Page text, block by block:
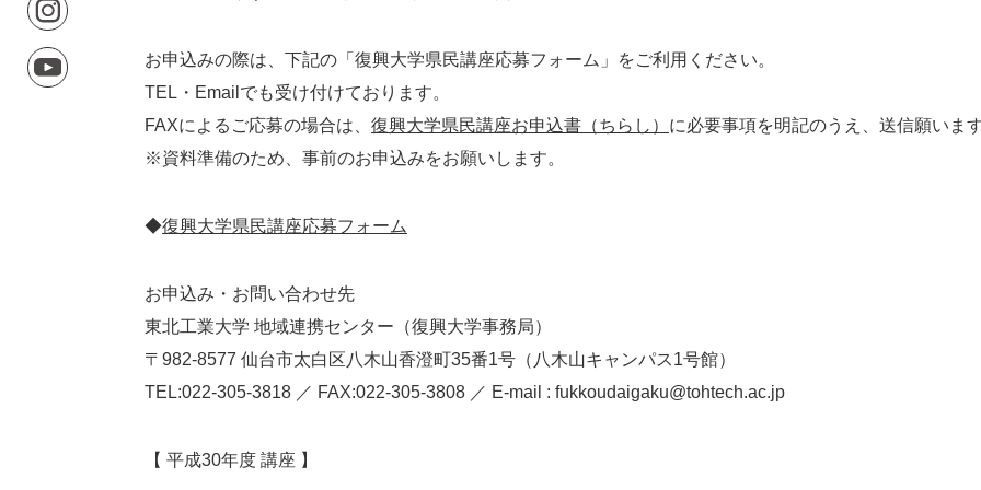
お申込みの際は、下記の「復興大学県民講座応募フォーム」をご利用ください。
TEL・Emailでも受け付けております。
FAXによるご応募の場合は、 復興大学県民講座お申込書（ちらし） に必要事項を明記のうえ、送信願います
※資料準備のため、事前のお申込みをお願いします。
◆復興大学県民講座応募フォーム
お申込み・お問い合わせ先
東北工業大学 地域連携センター（復興大学事務局）
〒982-8577 仙台市太白区八木山香澄町35番1号（八木山キャンパス1号館）
TEL:022-305-3818 ／ FAX:022-305-3808 ／ E-mail : fukkoudaigaku@tohtech.ac.jp
【 平成30年度 講座 】